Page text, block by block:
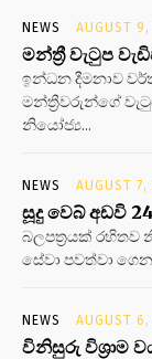
NEWS AUGUST
මන්ත්‍රී වැටුප
ඉන්ධන දීමනාව
මන්ත්‍රීවරුන්ගේ
නියෝජ්‍ය...
NEWS AUGUST 7,
සූදු වෙබ් අඩවි
බලපත්‍රයක් රහිතව
සේවා පවත්වා
NEWS AUGUST
විනිසුරු විශ්‍රාම